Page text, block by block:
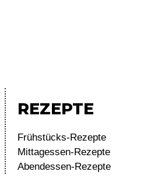
REZEPTE
Frühstücks-Rezepte
Mittagessen-Rezepte
Abendessen-Rezepte